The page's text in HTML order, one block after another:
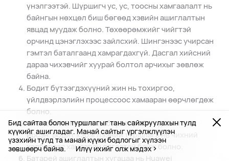
Бид сайтаа болон туршлагыг тань сайжруулахын тулд
күүкийг ашигладаг. Манай сайтыг үргэлжлүүлэн
үзэхийн тулд та манай күүки бодлогыг хүлээн
зөвшөөрч байна.
Илүү ихийг олж мэдэх
үнэлгээтэй. Шүршигч ус, ус, тоосны хамгаалалт нь
байнгын нөхцөл биш бөгөөд хэвийн ашиглалтын
явцад муудаж болно. Төхөөрөмжийг чийгтэй
орчинд цэнэглэхээс зайлсхий. Шингэнээс учирсан
гэмтэл баталгаанд хамрагдахгүй. Дасгал хийсний
дараа чихэвчийг хуурай болтол арчихыг зөвлөж
байна.
Бодит бүтээгдэхүүний жин нь тохиргоо,
үйлдвэрлэлийн процессоос хамааран өөрчлөгдөж
болно.
Өгөгдөл нь Huawei лабораторийн туршилтаас
ирсэн. Бодит хэрэглээний туршлага нь чихний
хэлбэрээс хамааран ялгаатай байж болно.
Батарей ашиглалтын хугацаа нь Huawei